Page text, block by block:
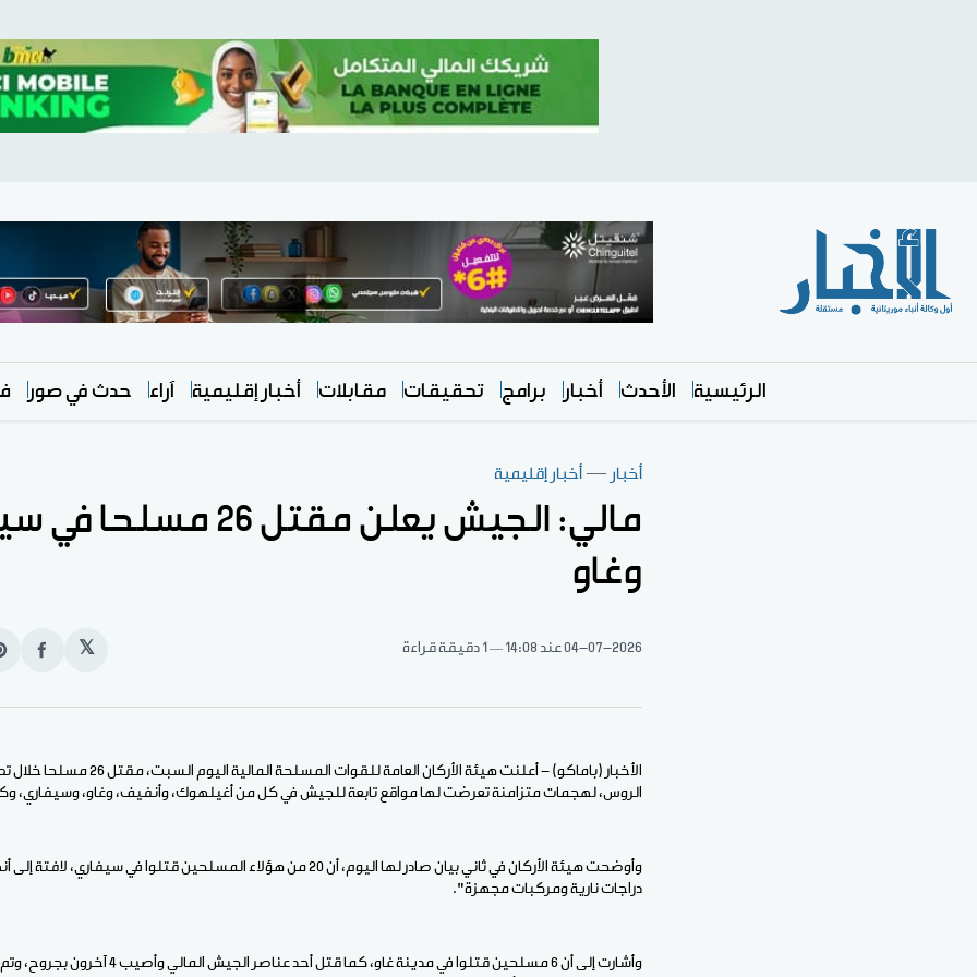
الرئيسية الأحدث أخبار برامج تحقيقات مقابلات أخبار إقليمية آراء حدث في صور
أخبار — أخبار إقليمية
مالي: الجيش يعلن مقتل 26
وغاو
04-07-2026عند 14:08 1 دقيقة قراءة 𝕏
انشر
الأخبار (باماكو) - أعلنت هيئة الأركان
الروس، لهجمات متزامنة تعرضت لها مواقع تابعة للجيش في كل من أغيلهوك، وأنفيف، وغاو، وسيفاري،
وأوضحت هيئة الأركان في ثاني بيان صادر لها اليوم، أن 20 من هؤلاء المسلحين قتلوا في
دراجات نارية ومركبات مجهزة".
وأشارت إلى أن 6 مسلحين قتلوا في مدينة غاو، كما قتل أحد